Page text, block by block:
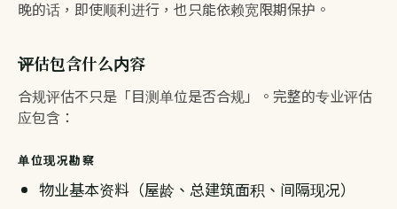
晚的话，即使顺利进行，也只能依赖宽限期保护。
评估包含什么内容
合规评估不只是「目测单位是否合规」。完整的专业评估
应包含：
单位现况勘察
物业基本资料（屋龄、总建筑面积、间隔现况）